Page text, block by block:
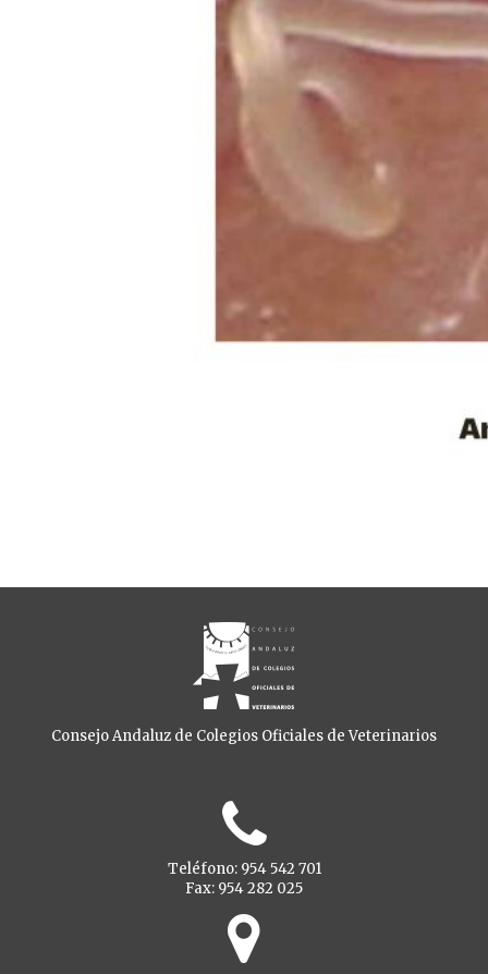
Consejo Andaluz de Colegios Oficiales de Veterinarios
Teléfono: 954 542 701
Fax: 954 282 025